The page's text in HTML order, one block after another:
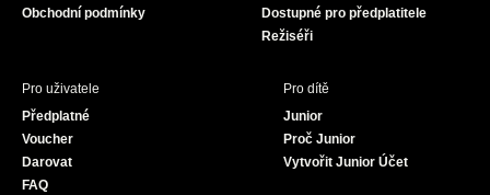
Obchodní podmínky
Dostupné pro předplatitele
Režiséři
Pro uživatele
Předplatné
Voucher
Darovat
FAQ
Pro dítě
Junior
Proč Junior
Vytvořit Junior Účet